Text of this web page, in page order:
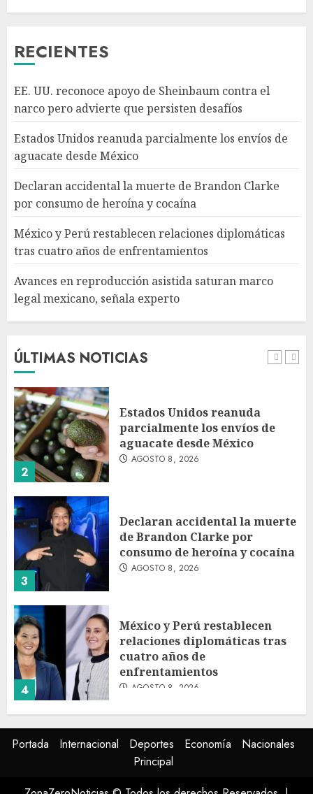
RECIENTES
EE. UU. reconoce apoyo de Sheinbaum contra el
narco pero advierte que persisten desafíos
Estados Unidos reanuda parcialmente los envíos de
aguacate desde México
Declaran accidental la muerte de Brandon Clarke
por consumo de heroína y cocaína
México y Perú restablecen relaciones diplomáticas
tras cuatro años de enfrentamientos
Avances en reproducción asistida saturan marco
legal mexicano, señala experto
ÚLTIMAS NOTICIAS
4
relaciones diplomáticas tras
cuatro años de
enfrentamientos
AGOSTO 8, 2026
5
Avances en reproducción
asistida saturan marco legal
mexicano, señala experto
AGOSTO 8, 2026
1
EE. UU. reconoce apoyo de
AGOSTO 8, 2026
2
Estados Unidos reanuda
parcialmente los envíos de
aguacate desde México
AGOSTO 8, 2026
3
Declaran accidental la muerte
de Brandon Clarke por
consumo de heroína y cocaína
AGOSTO 8, 2026
4
México y Perú restablecen
relaciones diplomáticas tras
cuatro años de
enfrentamientos
AGOSTO 8, 2026
Avances en reproducción
asistida saturan marco legal
mexicano, señala experto
AGOSTO 8, 2026
Portada Internacional Deportes Economía
Nacionales
Principal